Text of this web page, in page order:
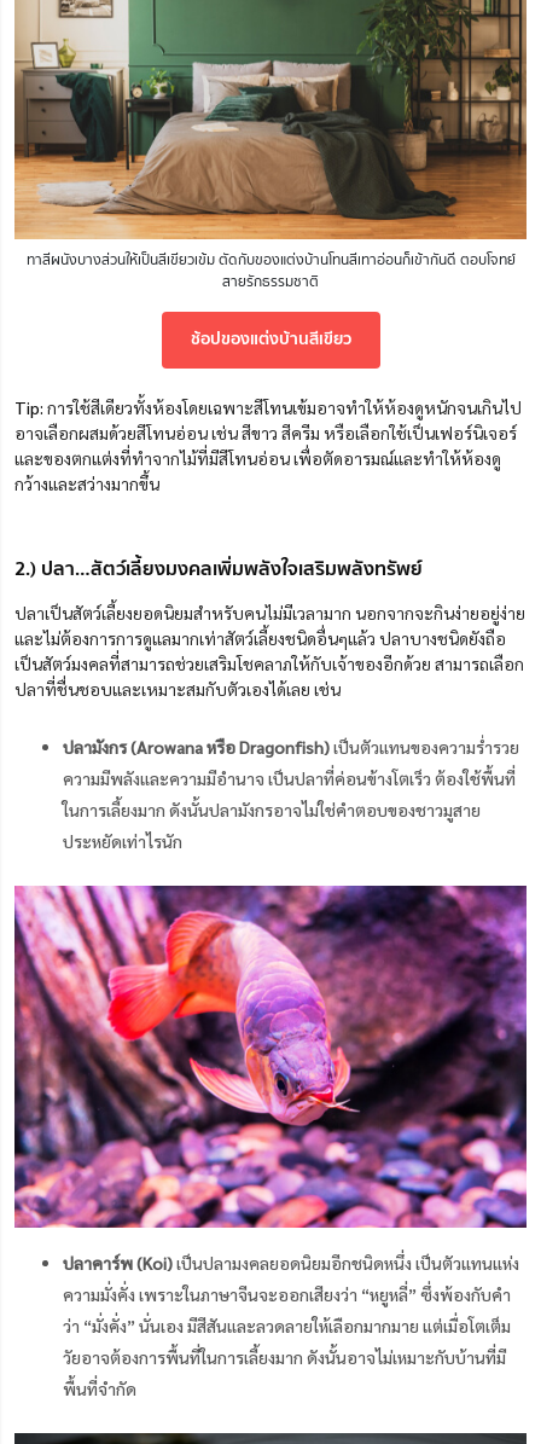
ทาสีผนังบางส่วนให้เป็นสีเขียวเข้ม ตัดกับของแต่งบ้านโทนสีเทาอ่อนก็เข้ากันดี ตอบโจทย์
สายรักธรรมชาติ
ช้อปของแต่งบ้านสีเขียว
Tip: การใช้สีเดียวทั้งห้องโดยเฉพาะสีโทนเข้มอาจทำให้ห้องดูหนักจนเกินไป
อาจเลือกผสมด้วยสีโทนอ่อน เช่น สีขาว สีครีม หรือเลือกใช้เป็นเฟอร์นิเจอร์
และของตกแต่งที่ทำจากไม้ที่มีสีโทนอ่อน เพื่อตัดอารมณ์และทำให้ห้องดู
กว้างและสว่างมากขึ้น
2.) ปลา…สัตว์เลี้ยงมงคลเพิ่มพลังใจเสริมพลังทรัพย์
ปลาเป็นสัตว์เลี้ยงยอดนิยมสำหรับคนไม่มีเวลามาก นอกจากจะกินง่ายอยู่ง่าย
และไม่ต้องการการดูแลมากเท่าสัตว์เลี้ยงชนิดอื่นๆแล้ว ปลาบางชนิดยังถือ
เป็นสัตว์มงคลที่สามารถช่วยเสริมโชคลาภให้กับเจ้าของอีกด้วย สามารถเลือก
ปลาที่ชื่นชอบและเหมาะสมกับตัวเองได้เลย เช่น
ปลามังกร (Arowana หรือ Dragonfish)เป็นตัวแทนของความร่ำรวย
ความมีพลังและความมีอำนาจ เป็นปลาที่ค่อนข้างโตเร็ว ต้องใช้พื้นที่
ในการเลี้ยงมาก ดังนั้นปลามังกรอาจไม่ใช่คำตอบของชาวมูสาย
ประหยัดเท่าไรนัก
ปลาคาร์พ (Koi)เป็นปลามงคลยอดนิยมอีกชนิดหนึ่ง เป็นตัวแทนแห่ง
ความมั่งคั่ง เพราะในภาษาจีนจะออกเสียงว่า “หยูหลี่” ซึ่งพ้องกับคำ
ว่า “มั่งคั่ง” นั่นเอง มีสีสันและลวดลายให้เลือกมากมาย แต่เมื่อโตเต็ม
วัยอาจต้องการพื้นที่ในการเลี้ยงมาก ดังนั้นอาจไม่เหมาะกับบ้านที่มี
พื้นที่จำกัด